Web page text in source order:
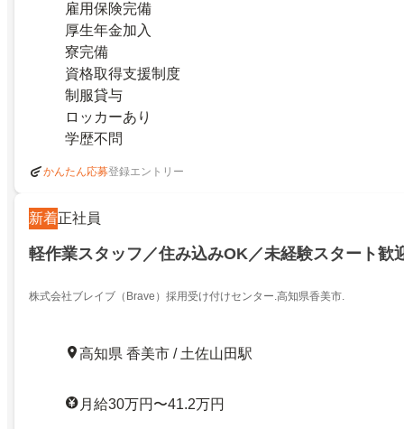
雇用保険完備
厚生年金加入
寮完備
資格取得支援制度
制服貸与
ロッカーあり
学歴不問
かんたん応募登録エントリー
新着正社員
軽作業スタッフ／住み込みOK／未経験スタート歓
株式会社ブレイブ（Brave）採用受け付けセンター.高知県香美市.
高知県 香美市 / 土佐山田駅
月給30万円〜41.2万円